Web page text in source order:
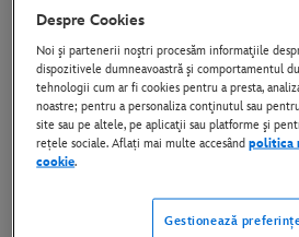
Despre Cookies
Noi şi partenerii noştri procesăm informaţiile
dispozitivele dumneavoastră şi comportamentul
tehnologii cum ar fi cookies pentru a presta,
noastre; pentru a personaliza conţinutul sau
site sau pe altele, pe aplicaţii sau platforme şi
rețele sociale. Aflați mai multe accesândpolitica
cookie.
Gestionează